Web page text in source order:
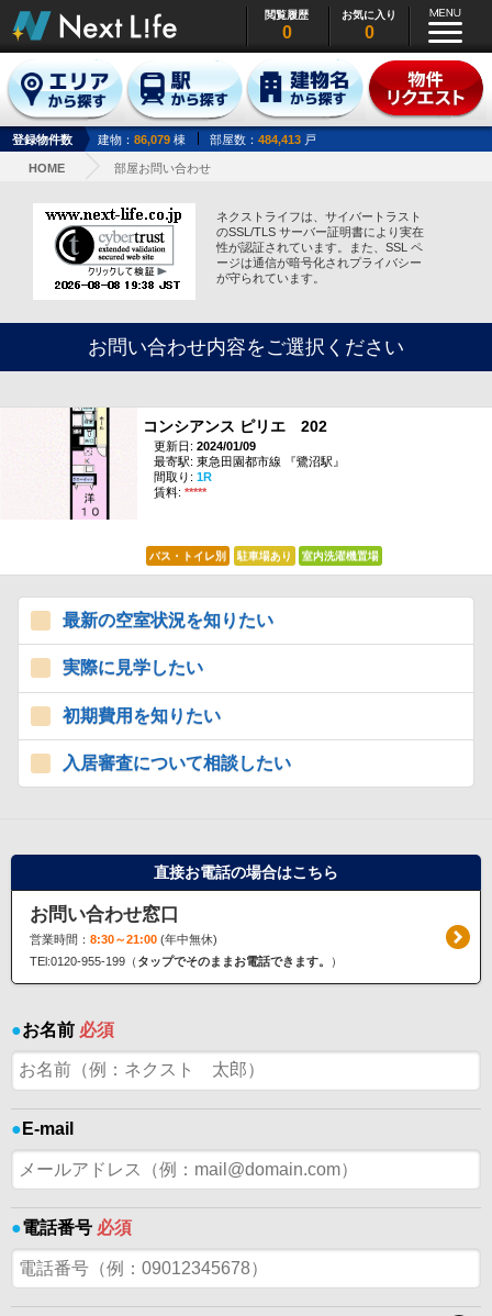
閲覧履歴
0
お気に入り
0
登録物件数 建物： 86,079 棟 部屋数： 484,413 戸
HOME 部屋お問い合わせ
ネクストライフは、サイバートラスト
のSSL/TLS サーバー証明書により実在
性が認証されています。また、SSL ペ
ージは通信が暗号化されプライバシー
が守られています。
お問い合わせ内容をご選択ください
コンシアンス ピリエ 202
更新日: 2024/01/09
最寄駅: 東急田園都市線 『鷺沼駅』
間取り: 1R
賃料: *****
バス・トイレ別 駐車場あり 室内洗濯機置場
最新の空室状況を知りたい
実際に見学したい
初期費用を知りたい
入居審査について相談したい
直接お電話の場合はこちら
お問い合わせ窓口
営業時間： 8:30～21:00(年中無休)
TEl:0120-955-199（ タップでそのままお電話できます。 ）
●お名前 必須
● E-mail
●電話番号 必須